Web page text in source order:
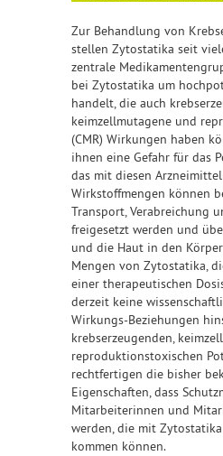
Zur Behandlung von
stellen Zytostatika seit
zentrale
bei Zytostatika um
handelt, die auch
keimzellmutagene und
(CMR) Wirkungen haben
ihnen eine Gefahr für das
das mit diesen
Wirkstoffmengen können
Transport, Verabreichung
freigesetzt werden und
und die Haut in den
Mengen von Zytostatika,
einer therapeutischen
derzeit keine
Wirkungs-Beziehungen
krebserzeugenden,
reproduktionstoxischen
rechtfertigen die bisher
Eigenschaften, dass
Mitarbeiterinnen und
werden, die mit
kommen können.